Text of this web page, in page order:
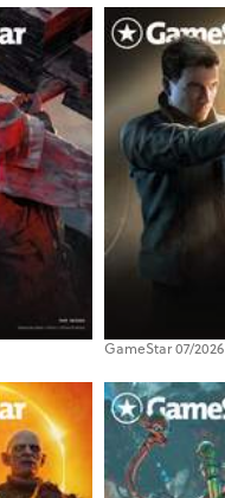
GameStar 07/2026